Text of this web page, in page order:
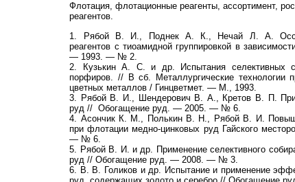
Флотация, флотационные реагенты, ассортимент,
реагентов.
1. Рябой В. И., Поднек А. К., Нечай Л. А.
реагентов с тиоамидной группировкой в
— 1993. — № 2.
2. Кузькин А. С. и др. Испытания селективных
порфиров. // В сб. Металлургические технологии
цветных металлов / Гинцветмет. — М., 1993.
3. Рябой В. И., Шендерович В. А., Кретов В. П.
руд // Обогащение руд. — 2005. — № 6.
4. Асончик К. М., Полькин В. Н., Рябой В. И.
при флотации медно-цинковых руд Гайского
— № 6.
5. Рябой В. И. и др. Применение селективного
руд // Обогащение руд. — 2008. — № 3.
6. В. В. Голиков и др. Испытание и применение